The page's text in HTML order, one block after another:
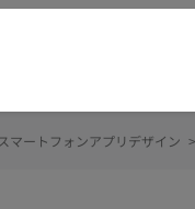
スマートフォンアプリデザイン >